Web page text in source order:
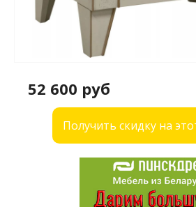
52 600 руб
Получить скидку на